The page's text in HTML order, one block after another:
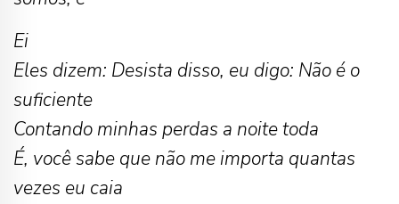
Ei
Eles dizem: Desista disso, eu digo: Não é o
suficiente
Contando minhas perdas a noite toda
É, você sabe que não me importa quantas
vezes eu caia